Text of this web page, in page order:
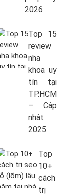
2026
Top 15
review
nha
khoa uy
tín tại
TP.HCM
– Cập
nhật
2025
Top
10+
cách
trị